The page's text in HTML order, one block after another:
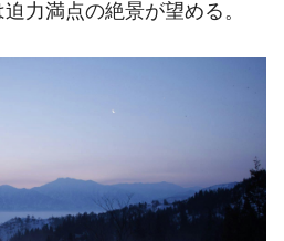
力満点の絶景が望める。